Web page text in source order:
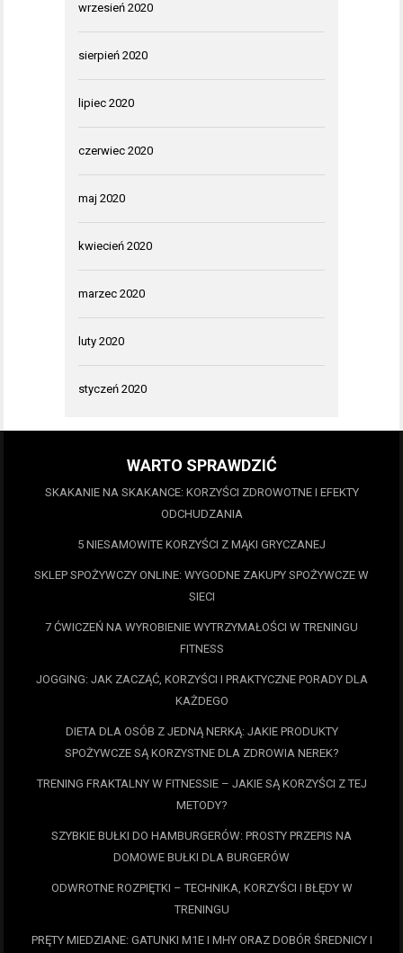
wrzesień 2020
sierpień 2020
lipiec 2020
czerwiec 2020
maj 2020
kwiecień 2020
marzec 2020
luty 2020
styczeń 2020
WARTO SPRAWDZIĆ
SKAKANIE NA SKAKANCE: KORZYŚCI ZDROWOTNE I EFEKTY
ODCHUDZANIA
5 NIESAMOWITE KORZYŚCI Z MĄKI GRYCZANEJ
SKLEP SPOŻYWCZY ONLINE: WYGODNE ZAKUPY SPOŻYWCZE W
SIECI
7 ĆWICZEŃ NA WYROBIENIE WYTRZYMAŁOŚCI W TRENINGU
FITNESS
JOGGING: JAK ZACZĄĆ, KORZYŚCI I PRAKTYCZNE PORADY DLA
KAŻDEGO
DIETA DLA OSÓB Z JEDNĄ NERKĄ: JAKIE PRODUKTY
SPOŻYWCZE SĄ KORZYSTNE DLA ZDROWIA NEREK?
TRENING FRAKTALNY W FITNESSIE – JAKIE SĄ KORZYŚCI Z TEJ
METODY?
SZYBKIE BUŁKI DO HAMBURGERÓW: PROSTY PRZEPIS NA
DOMOWE BUŁKI DLA BURGERÓW
ODWROTNE ROZPIĘTKI – TECHNIKA, KORZYŚCI I BŁĘDY W
TRENINGU
PRĘTY MIEDZIANE: GATUNKI M1E I MHY ORAZ DOBÓR ŚREDNICY I